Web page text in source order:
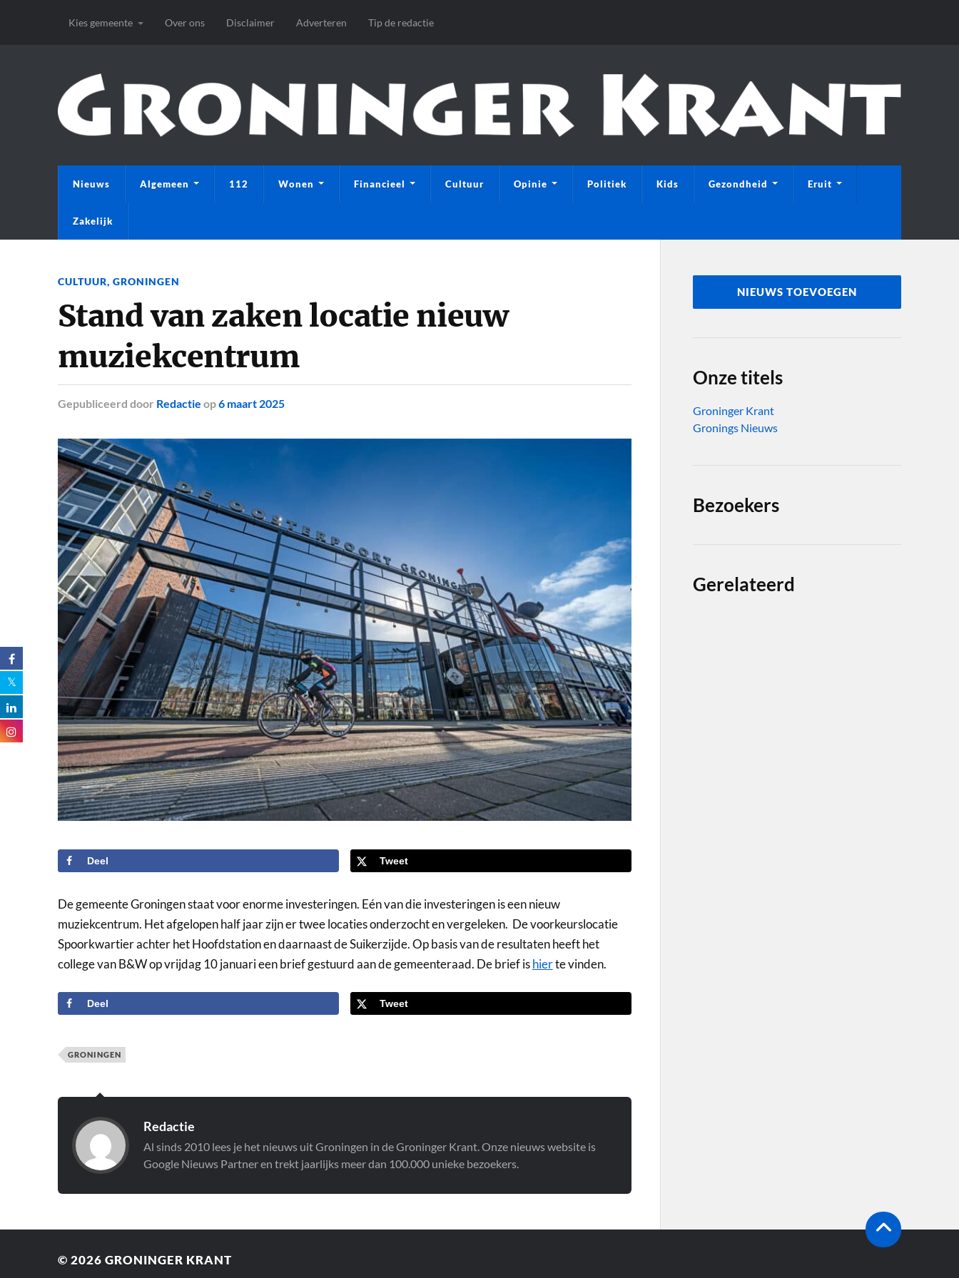
Kies gemeente Over ons Disclaimer Adverteren Tip de redactie
Nieuws Algemeen 112 Wonen Financieel Cultuur Opinie Politiek Kids Gezondheid Eruit
Zakelijk
CULTUUR, GRONINGEN
Stand van zaken locatie nieuw
muziekcentrum
Gepubliceerd door Redactie op6 maart 2025
Deel Tweet
De gemeente Groningen staat voor enorme investeringen. Eén van die investeringen is een nieuw
muziekcentrum. Het afgelopen half jaar zijn er twee locaties onderzocht en vergeleken. De voorkeurslocatie
Spoorkwartier achter het Hoofdstation en daarnaast de Suikerzijde. Op basis van de resultaten heeft het
college van B&W op vrijdag 10 januari een brief gestuurd aan de gemeenteraad. De brief ishierte vinden.
Deel Tweet
GRONINGEN
Redactie
Al sinds 2010 lees je het nieuws uit Groningen in de Groninger Krant. Onze nieuws website is
Google Nieuws Partner en trekt jaarlijks meer dan 100.000 unieke bezoekers.
NIEUWS TOEVOEGEN
Onze titels
Groninger Krant
Gronings Nieuws
Bezoekers
Gerelateerd
© 2026 GRONINGER KRANT